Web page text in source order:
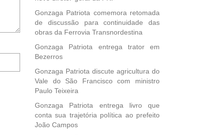
Notifique-
sobre
novos
comentários
Gonzaga Patriota comemora retomada
de discussão para continuidade das
obras da Ferrovia Transnordestina
Gonzaga Patriota entrega trator em
Bezerros
Gonzaga Patriota discute agricultura do
Vale do São Francisco com ministro
Paulo Teixeira
Gonzaga Patriota entrega livro que
conta sua trajetória política ao prefeito
João Campos